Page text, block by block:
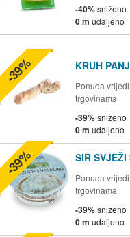
-40%sniženo
0 m udaljeno
KRUH
Ponuda
trgovinama
-39%sniženo
0 m udaljeno
-39%
SIR
Ponuda
trgovinama
-39%sniženo
0 m udaljeno
-39%